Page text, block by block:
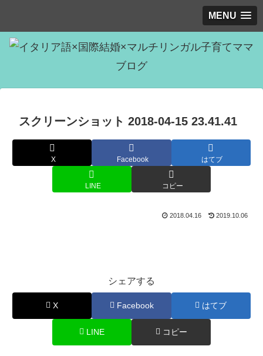
MENU
スクリーンショット 2018-04-15 23.41.41
X Facebook はてブ
LINE コピー
2018.04.16 2019.10.06
シェアする
X Facebook はてブ
LINE コピー